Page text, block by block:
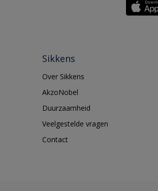
Sikkens
Over Sikkens
AkzoNobel
Duurzaamheid
Veelgestelde vragen
Contact